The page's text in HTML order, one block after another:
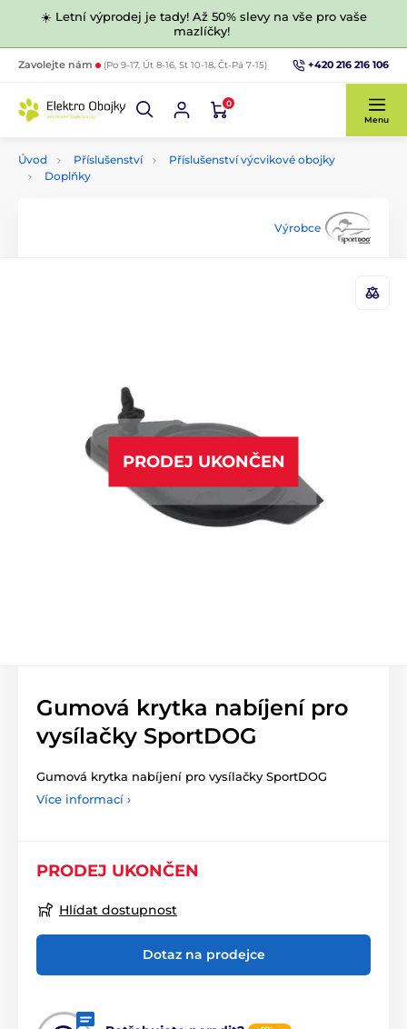
☀️ Letní výprodej je tady! Až 50% slevy na vše pro vaše
mazlíčky!
Zavolejte nám (Po 9-17, Út 8-16, St 10-18, Čt-Pá 7-15) +420 216 216 106
0
Menu
Úvod Příslušenství
Příslušenství výcvikové obojky
Doplňky
Výrobce
PRODEJ UKONČEN
Gumová krytka nabíjení pro
vysílačky SportDOG
Gumová krytka nabíjení pro vysílačky SportDOG
Více informací ›
PRODEJ UKONČEN
Hlídat dostupnost
Dotaz na prodejce